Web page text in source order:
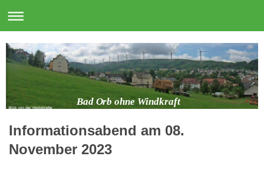
Bad Orb ohne Windkraft
Informationsabend am 08.
November 2023